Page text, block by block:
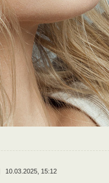
10.03.2025, 15:12